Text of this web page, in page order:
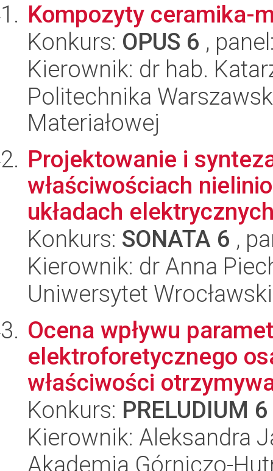
Kompozyty ceramika-
Konkurs: OPUS 6 ,
Kierownik: dr hab.
Politechnika
Materiałowej
Projektowanie i
właściwościach
układach
Konkurs: SONATA 6 ,
Kierownik: dr Anna
Uniwersytet
Ocena wpływu
elektroforetycznego
właściwości
Konkurs: PRELUDIUM 6
Kierownik: Aleksandra
Akademia Górniczo-